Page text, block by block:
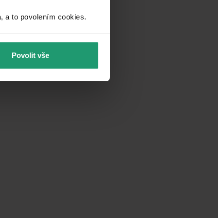
a to povolením cookies.​
Povolit vše